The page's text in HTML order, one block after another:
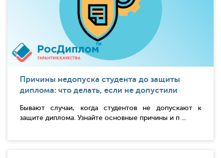
Причины недопуска студента до защиты
диплома: что делать, если не допустили
Бывают случаи, когда студентов не допускают к
защите диплома. Узнайте основные причины и п ...